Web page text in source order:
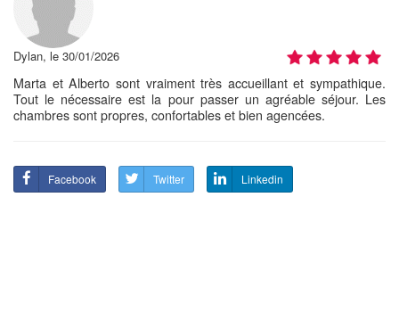
Dylan, le 30/01/2026
Marta et Alberto sont vraiment très accueillant et sympathique.
Tout le nécessaire est la pour passer un agréable séjour. Les
chambres sont propres, confortables et bien agencées.
Facebook Twitter Linkedin